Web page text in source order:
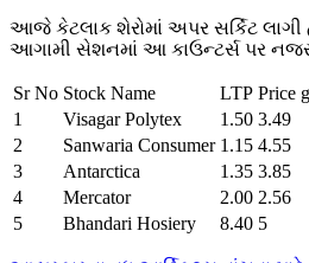
આજે કેટલાક શેરોમાં અપર સર્કિટ
આગામી સેશનમાં આ કાઉન્ટર્સ પર
Sr No Stock Name LTP Price
1
Visagar Polytex 1.50 3.49
2
Sanwaria Consumer 1.15 4.55
3
Antarctica 1.35 3.85
4
Mercator 2.00 2.56
5
Bhandari Hosiery 8.40 5